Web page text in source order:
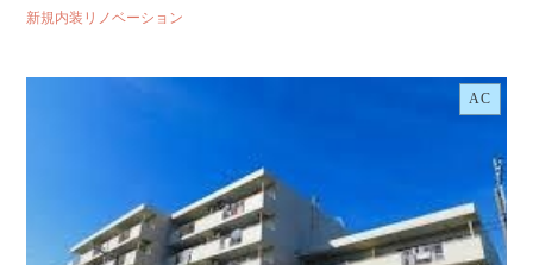
新規内装リノベーション
AC